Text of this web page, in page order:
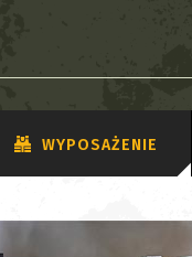
WYPOSAŻENIE